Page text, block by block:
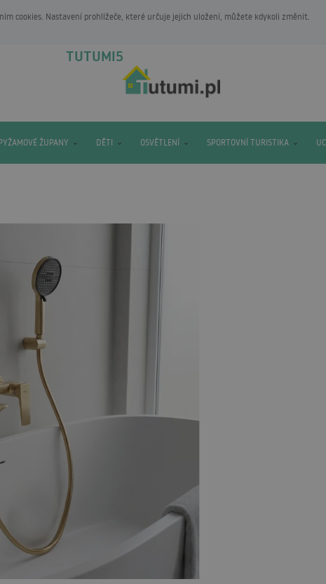
cookies. Nastavení prohlížeče, které určuje jejich uložení, můžete kdykoli změnit.
TUTUMI5
ŽUPANY DĚTI OSVĚTLENÍ SPORTOVNÍ TURISTIKA